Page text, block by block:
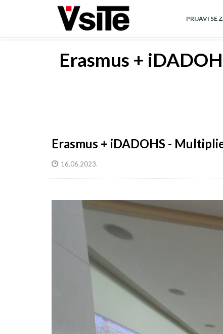
PRIJAVI SE
Erasmus +
Erasmus + iDADOHS -
16.06.2023.